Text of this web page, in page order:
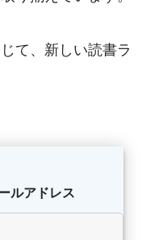
て、新しい読書ラ
ルアドレス